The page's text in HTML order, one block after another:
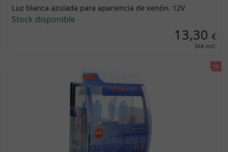
Luz blanca azulada para apariencia de xenón. 12V
Stock disponible
13,30 €
IVA incl.